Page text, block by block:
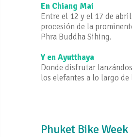
En Chiang Mai
Entre el 12 y el 17 de
procesión de la
Phra Buddha Sihing.
Y en Ayutthaya
Donde disfrutar
los elefantes a lo largo de
Phuket Bike Week